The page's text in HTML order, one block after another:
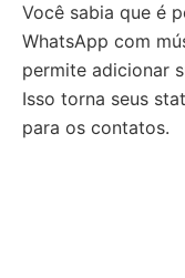
Você sabia que é
WhatsApp com
permite adicionar
Isso torna seus
para os contatos.